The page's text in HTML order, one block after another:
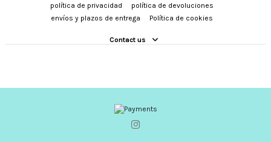
política de privacidad
política de devoluciones
envíos y plazos de entrega
Política de cookies
Contact us